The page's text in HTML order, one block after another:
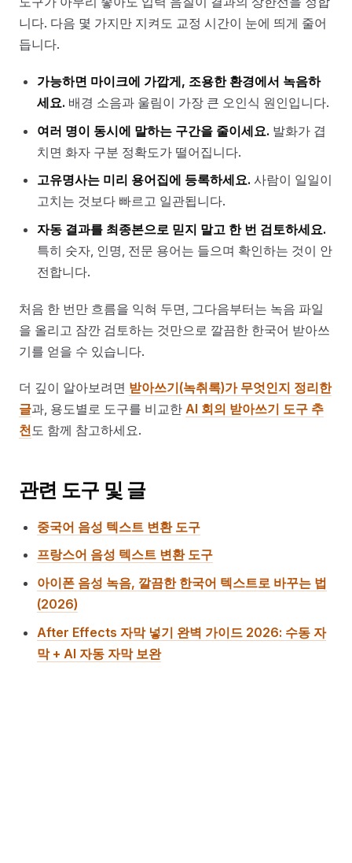
니다. 다음 몇 가지만 지켜도 교정 시간이 눈에 띄게 줄어
듭니다.
가능하면 마이크에 가깝게, 조용한 환경에서 녹음하
세요. 배경 소음과 울림이 가장 큰 오인식 원인입니다.
여러 명이 동시에 말하는 구간을 줄이세요. 발화가 겹
치면 화자 구분 정확도가 떨어집니다.
고유명사는 미리 용어집에 등록하세요. 사람이 일일이
고치는 것보다 빠르고 일관됩니다.
자동 결과를 최종본으로 믿지 말고 한 번 검토하세요.
특히 숫자, 인명, 전문 용어는 들으며 확인하는 것이 안
전합니다.
처음 한 번만 흐름을 익혀 두면, 그다음부터는 녹음 파일
을 올리고 잠깐 검토하는 것만으로 깔끔한 한국어 받아쓰
기를 얻을 수 있습니다.
더 깊이 알아보려면 받아쓰기(녹취록)가 무엇인지 정리한
글과, 용도별로 도구를 비교한 AI 회의 받아쓰기 도구 추
천 도 함께 참고하세요.
관련 도구 및 글
중국어 음성 텍스트 변환 도구
프랑스어 음성 텍스트 변환 도구
아이폰 음성 녹음, 깔끔한 한국어 텍스트로 바꾸는 법
(2026)
After Effects 자막 넣기 완벽 가이드 2026: 수동 자
막 + AI 자동 자막 보완